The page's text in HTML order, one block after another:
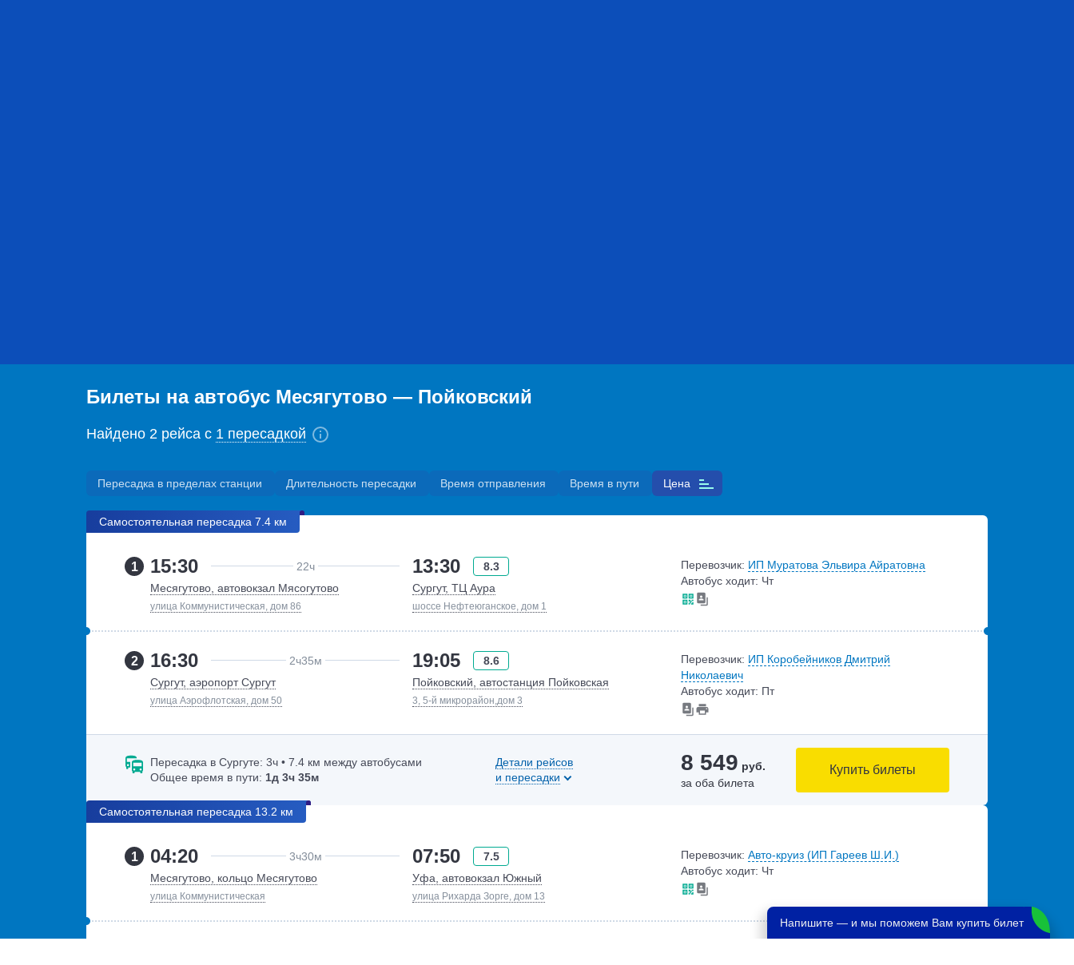
Билеты на автобус Месягутово — Пойковский
Найдено 2 рейса с 1 пересадкой
Пересадка в пределах станции Длительность пересадки Время отправления Время в пути Цена
Самостоятельная пересадка 7.4 км
1 15:30
22ч
Месягутово, автовокзал Мясогутово
улица Коммунистическая, дом 86
13:30
8.3
Сургут, ТЦ Аура
шоссе Нефтеюганское, дом 1
Перевозчик: ИП Муратова Эльвира Айратовна
Автобус ходит: Чт
2 16:30 2ч35м
Сургут, аэропорт Сургут
улица Аэрофлотская, дом 50
19:05
8.6
Пойковский, автостанция Пойковская
3, 5-й микрорайон,дом 3
Перевозчик: ИП Коробейников Дмитрий
Николаевич
Автобус ходит: Пт
Пересадка в Сургуте: 3ч • 7.4 км между автобусами
Общее время в пути: 1д 3ч 35м
Детали рейсов
и пересадки
8 549 руб.
за оба билета
Купить билеты
Самостоятельная пересадка 13.2 км
1 04:20 3ч30м
Месягутово, кольцо Месягутово
улица Коммунистическая
07:50
7.5
Уфа, автовокзал Южный
улица Рихарда Зорге, дом 13
Перевозчик: Авто-круиз (ИП Гареев Ш.И.)
Автобус ходит: Чт
Напишите — и мы поможем Вам купить билет